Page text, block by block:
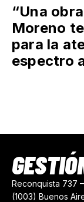
“Una
Moreno
para la
espectro
Reconquista 737
(1003) Buenos